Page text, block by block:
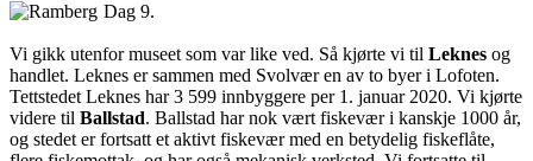
Dag 9.
Vi gikk utenfor museet som var like ved. Så kjørte vi til Leknes og
handlet. Leknes er sammen med Svolvær en av to byer i Lofoten.
Tettstedet Leknes har 3 599 innbyggere per 1. januar 2020. Vi kjørte
videre til Ballstad. Ballstad har nok vært fiskevær i kanskje 1000 år,
og stedet er fortsatt et aktivt fiskevær med en betydelig fiskeflåte,